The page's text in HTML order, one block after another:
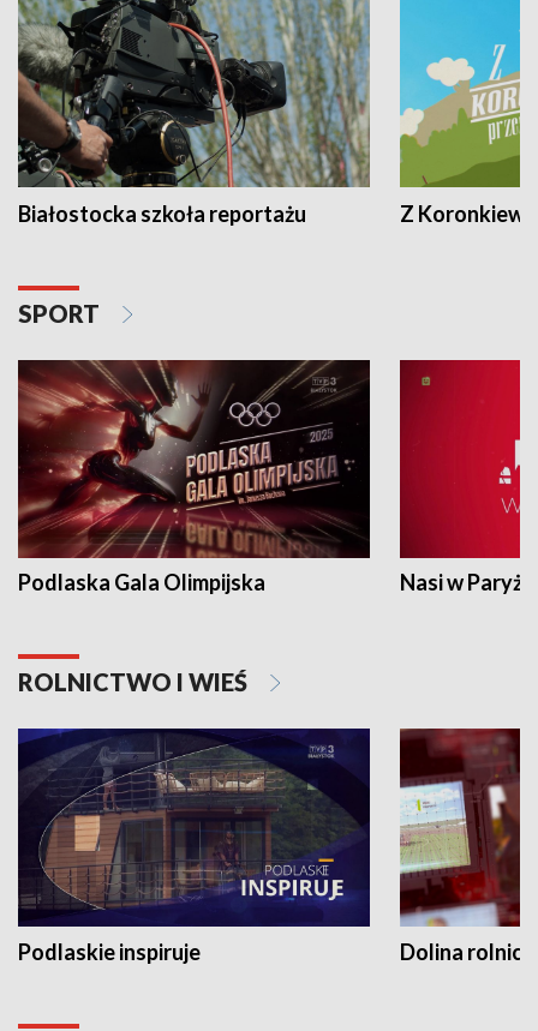
Białostocka szkoła reportażu Z
SPORT
Podlaska Gala Olimpijska Nasi w Paryżu
ROLNICTWO I WIEŚ
Podlaskie inspiruje Dolina